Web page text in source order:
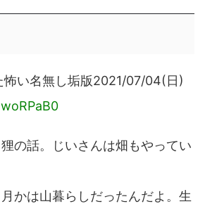
怖い名無し垢版2021/07/04(日)
の話。じいさんは畑もやってい
かは山暮らしだったんだよ。生